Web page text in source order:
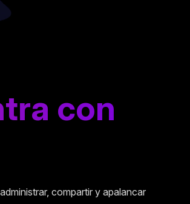
con
compartir y apalancar